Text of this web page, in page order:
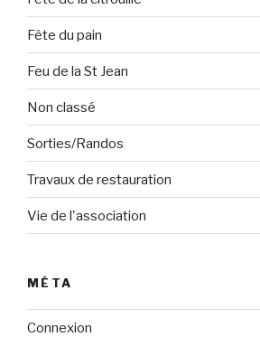
Fête du pain
Feu de la St Jean
Non classé
Sorties/Randos
Travaux de restauration
Vie de l'association
MÉTA
Connexion